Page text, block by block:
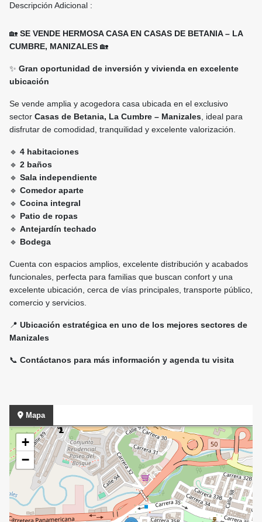
Descripción Adicional :
🏡 SE VENDE HERMOSA CASA EN CASAS DE BETANIA – LA
CUMBRE, MANIZALES 🏡
✨ Gran oportunidad de inversión y vivienda en excelente
ubicación
Se vende amplia y acogedora casa ubicada en el exclusivo
sector Casas de Betania, La Cumbre – Manizales , ideal para
disfrutar de comodidad, tranquilidad y excelente valorización.
🔹 4 habitaciones
🔹 2 baños
🔹 Sala independiente
🔹 Comedor aparte
🔹 Cocina integral
🔹 Patio de ropas
🔹 Antejardín techado
🔹 Bodega
Cuenta con espacios amplios, excelente distribución y acabados
funcionales, perfecta para familias que buscan confort y una
excelente ubicación, cerca de vías principales, transporte público,
comercio y servicios.
📍 Ubicación estratégica en uno de los mejores sectores de
Manizales
📞 Contáctanos para más información y agenda tu visita
Mapa
+
−